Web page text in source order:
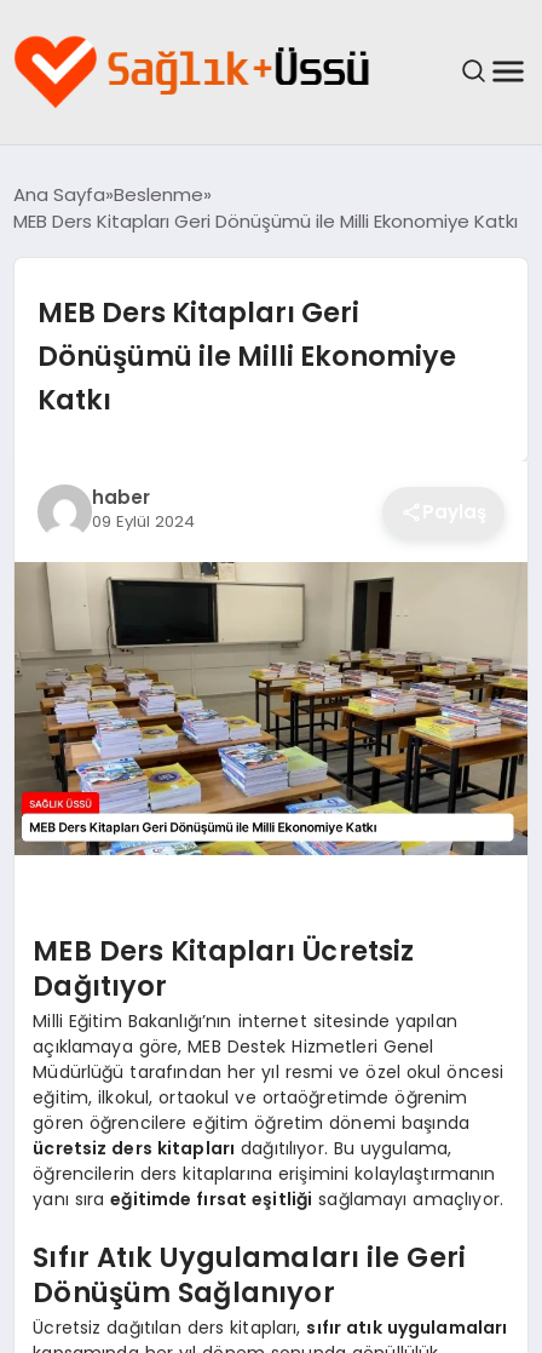
SAĞLIK
GÜNCEL
BESLENME
Ana Sayfa Beslenme
MEB Ders Kitapları Geri Dönüşümü ile Milli Ekonomiye Katkı
MEB Ders Kitapları Geri
Dönüşümü ile Milli Ekonomiye
Katkı
haber
09 Eylül 2024
MEB Ders Kitapları Ücretsiz
Dağıtıyor
Milli Eğitim Bakanlığı’nın internet sitesinde yapılan
açıklamaya göre, MEB Destek Hizmetleri Genel
Müdürlüğü tarafından her yıl resmi ve özel okul öncesi
eğitim, ilkokul, ortaokul ve ortaöğretimde öğrenim
gören öğrencilere eğitim öğretim dönemi başında
ücretsiz ders kitapları dağıtılıyor. Bu uygulama,
öğrencilerin ders kitaplarına erişimini kolaylaştırmanın
yanı sıraeğitimde fırsat eşitliği sağlamayı amaçlıyor.
Sıfır Atık Uygulamaları ile Geri
Dönüşüm Sağlanıyor
Ücretsiz dağıtılan ders kitapları, sıfır atık uygulamaları